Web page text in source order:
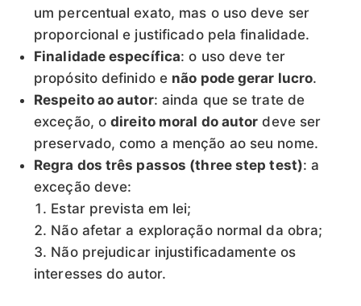
um percentual exato, mas o uso deve ser
proporcional e justificado pela finalidade.
Finalidade específica: o uso deve ter
propósito definido e não pode gerar lucro.
Respeito ao autor: ainda que se trate de
exceção, odireito moral do autor deve ser
preservado, como a menção ao seu nome.
Regra dos três passos (three step test): a
exceção deve:
Estar prevista em lei;
Não afetar a exploração normal da obra;
Não prejudicar injustificadamente os
interesses do autor.